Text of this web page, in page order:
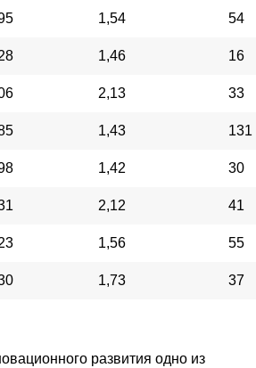
1,54 54
1,46 16
2,13 33
1,43 131
1,42 30
2,12 41
1,56 55
1,73 37
развития одно из